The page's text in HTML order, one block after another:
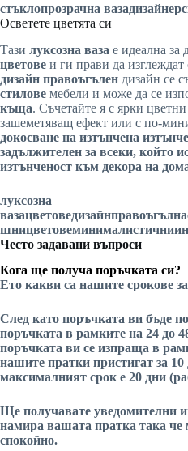
стъклопрозрачна ваза
Осветете цветята си
Тази луксозна ваза е идеална за
цветове и ги прави да
дизайн правоъгълен дизайн се
стилове мебели и може да се
къща. Съчетайте я с ярки цветни
зашеметяващ ефект или с по-
докосване на изтънчена
задължителен за всеки, който
изтънченост към декора на
луксозна
вазацветоведизайнправоъгълна
шницветовеминималистични
Често задавани въпроси
Кога ще получа поръчката си?
Ето какви са нашите срокове
След като поръчката ви бъде
поръчката в рамките на 24 до
поръчката ви се изпраща в
нашите пратки пристигат за
максималният срок е 20 дни
Ще получавате уведомителни
намира вашата пратка така че
спокойно.